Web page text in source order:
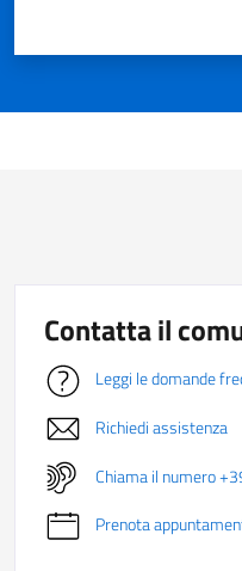
Contatta il
Leggi le domande
Richiedi assistenza
Chiama il numero
Prenota